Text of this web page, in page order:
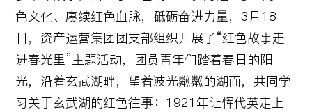
色文化、赓续红色血脉，砥砺奋进力量，3月18
日，资产运营集团团支部组织开展了“红色故事走
进春光里”主题活动，团员青年们踏着春日的阳
光，沿着玄武湖畔，望着波光粼粼的湖面，共同学
习关于玄武湖的红色往事：1921年让恽代英走上